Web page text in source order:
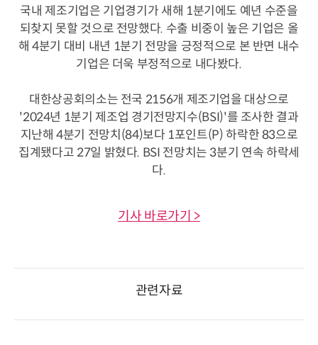
국내 제조기업은 기업경기가 새해 1분기에도 예년 수준을
되찾지 못할 것으로 전망했다. 수출 비중이 높은 기업은 올
해 4분기 대비 내년 1분기 전망을 긍정적으로 본 반면 내수
기업은 더욱 부정적으로 내다봤다.
대한상공회의소는 전국 2156개 제조기업을 대상으로
'2024년 1분기 제조업 경기전망지수(BSI)'를 조사한 결과
지난해 4분기 전망치(84)보다 1포인트(P) 하락한 83으로
집계됐다고 27일 밝혔다. BSI 전망치는 3분기 연속 하락세
다.
기사 바로가기 >
관련자료